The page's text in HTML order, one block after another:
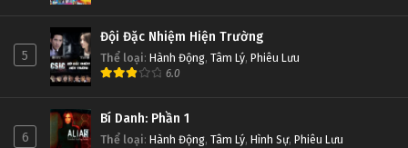
5
Đội Đặc Nhiệm Hiện Trường
Thể loại: Hành Động, Tâm Lý, Phiêu Lưu
6.0
6
Bí Danh: Phần 1
Thể loại: Hành Động, Tâm Lý, Hình Sự, Phiêu Lưu